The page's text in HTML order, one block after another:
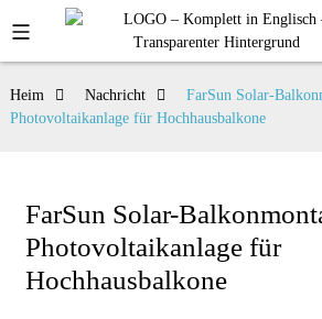
+86 18259071452
+86 13559179905
Heim Nachricht
FarSun Solar-
Photovoltaikanlage für Hochhausbalkone
FarSun Solar-
Photovoltaikanlage für
Hochhausbalkone